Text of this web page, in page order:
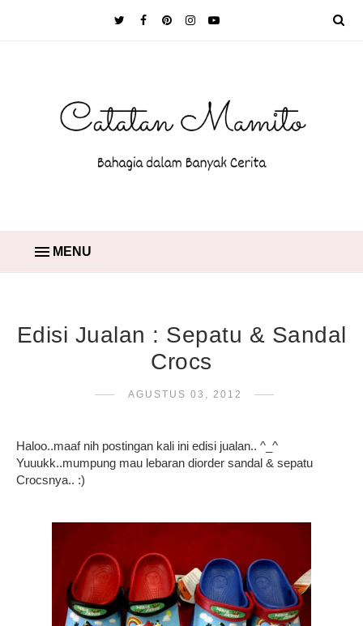
MENU
Edisi Jualan : Sepatu & Sandal
Crocs
AGUSTUS 03, 2012
Haloo..maaf nih postingan kali ini edisi jualan.. ^_^
Yuuukk..mumpung mau lebaran diorder sandal & sepatu
Crocsnya.. :)